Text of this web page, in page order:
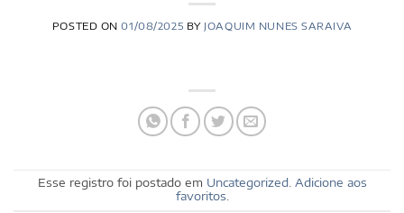
POSTED ON01/08/2025 BY JOAQUIM NUNES SARAIVA
Esse registro foi postado em Uncategorized. Adicione aos
favoritos